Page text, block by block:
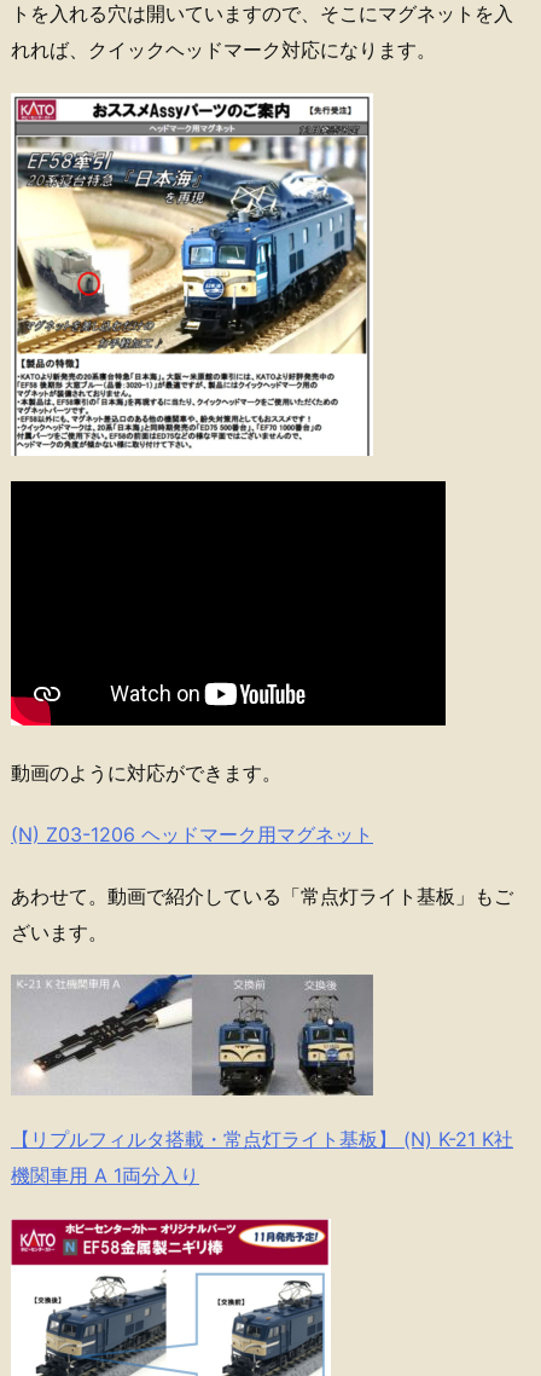
トを入れる穴は開いていますので、そこにマグネットを入
れれば、クイックヘッドマーク対応になります。
動画のように対応ができます。
(N) Z03-1206 ヘッドマーク用マグネット
あわせて。動画で紹介している「常点灯ライト基板」もご
ざいます。
【リプルフィルタ搭載・常点灯ライト基板】 (N) K-21 K社
機関車用 A 1両分入り